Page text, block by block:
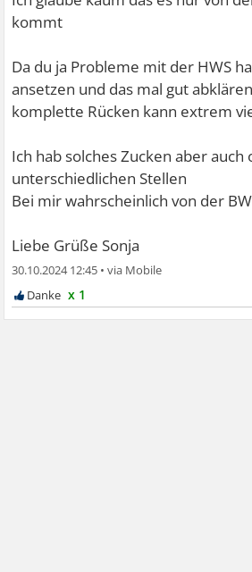
kommt
Da du ja Probleme mit der HWS
ansetzen und das mal gut
komplette Rücken kann extrem
Ich hab solches Zucken aber auch
unterschiedlichen Stellen
Bei mir wahrscheinlich von der
Liebe Grüße Sonja
30.10.2024 12:45 •
x 1